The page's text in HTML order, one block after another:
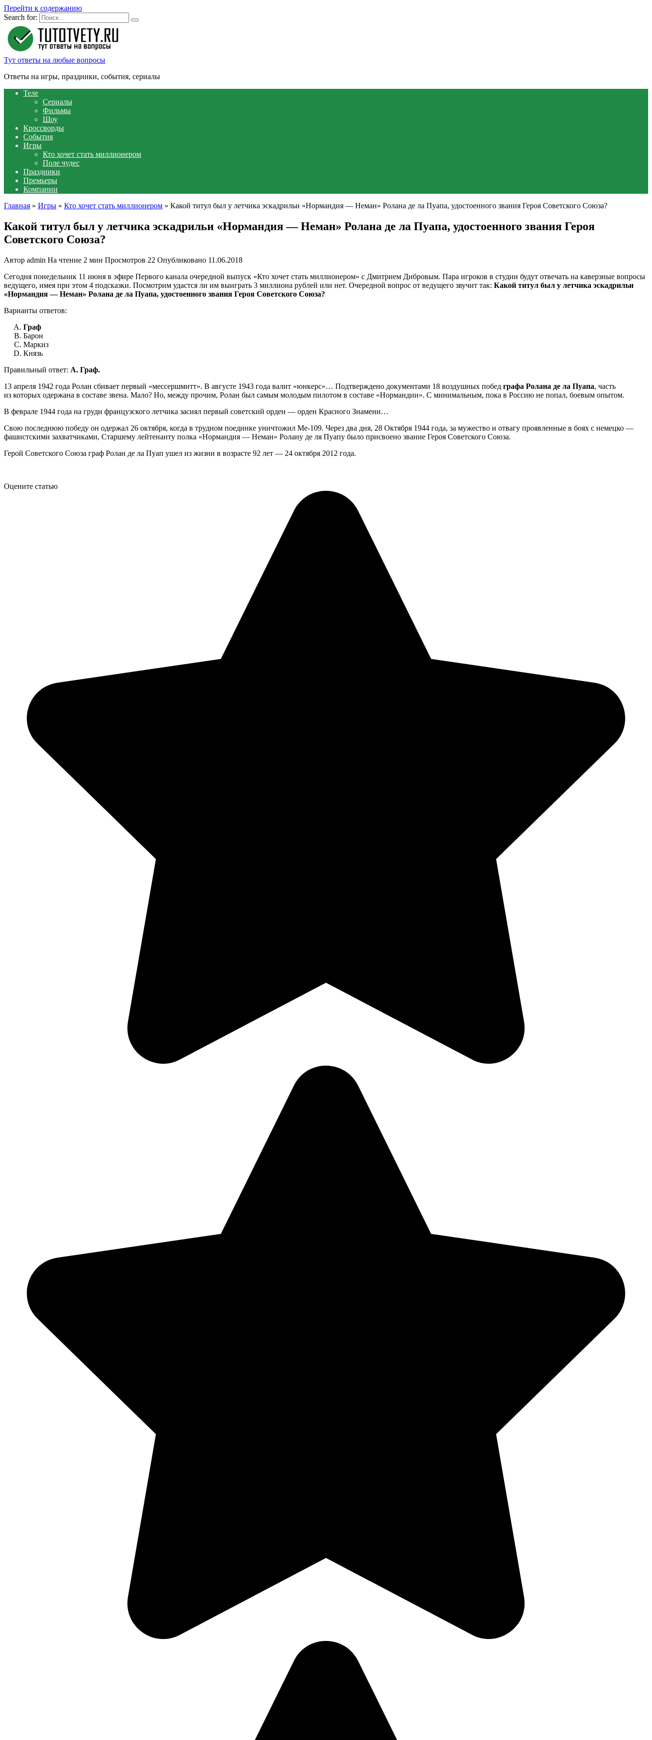
Перейти к содержанию
Search for:
Тут ответы на любые вопросы
Ответы на игры, праздники, события, сериалы
Теле
Сериалы
Фильмы
Шоу
Кроссворды
События
Игры
Кто хочет стать миллионером
Поле чудес
Праздники
Премьеры
Компании
Главная » Игры » Кто хочет стать миллионером » Какой титул был у летчика эскадрильи «Нормандия — Неман» Ролана де ла Пуапа, удостоенного звания Героя Советского Союза?
Какой титул был у летчика эскадрильи «Нормандия — Неман» Ролана де ла Пуапа, удостоенного звания Героя
Советского Союза?
Автор admin На чтение 2 мин Просмотров 22 Опубликовано 11.06.2018
Сегодня понедельник 11 июня в эфире Первого канала очередной выпуск «Кто хочет стать миллионером» с Дмитрием Дибровым. Пара игроков в студии будут отвечать на каверзные вопросы
ведущего, имея при этом 4 подсказки. Посмотрим удастся ли им выиграть 3 миллиона рублей или нет. Очередной вопрос от ведущего звучит так: Какой титул был у летчика эскадрильи
«Нормандия — Неман» Ролана де ла Пуапа, удостоенного звания Героя Советского Союза?
Варианты ответов:
Граф
Барон
Маркиз
Князь
Правильный ответ: A. Граф.
13 апреля 1942 года Ролан сбивает первый «мессершмитт». В августе 1943 года валит «юнкерс»… Подтверждено документами 18 воздушных побед графа Ролана де ла Пуапа, часть
из которых одержана в составе звена. Мало? Но, между прочим, Ролан был самым молодым пилотом в составе «Нормандии». С минимальным, пока в Россию не попал, боевым опытом.
В феврале 1944 года на груди французского летчика засиял первый советский орден — орден Красного Знамени…
Свою последнюю победу он одержал 26 октября, когда в трудном поединке уничтожил Ме-109. Через два дня, 28 Октября 1944 года, за мужество и отвагу проявленные в боях с немецко —
фашистскими захватчиками, Старшему лейтенанту полка «Нормандия — Неман» Ролану де ля Пуапу было присвоено звание Героя Советского Союза.
Герой Советского Союза граф Ролан де ла Пуап ушел из жизни в возрасте 92 лет — 24 октября 2012 года.
Оцените статью